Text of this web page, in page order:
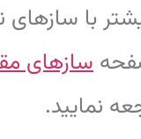
با سازهای
سازهای
نمایید.